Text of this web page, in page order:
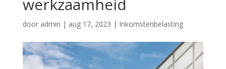
werkzaamheid
door admin | aug 17, 2023 | Inkomstenbelasting